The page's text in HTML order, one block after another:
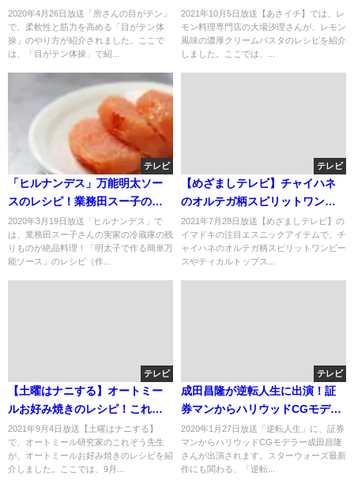
を高める！
2020年4月26日放送「所さんの目がテン」
で、柔軟性と筋力を高める「目がテン体
操」のやり方が紹介されました。ここで
は、「目がテン体操」で紹...
汐理さんが伝授！10月5日
2021年10月5日放送【あさイチ】では、レ
モン料理専門店の大場汐理さんが、レモン
風味の濃厚クリームパスタのレシピを紹介
しました。ここでは、...
テレビ
「ヒルナンデス」万能明太ソー
スのレシピ！業務田スー子の実
家！
2020年3月19日放送「ヒルナンデス」で
は、業務田スー子さんの実家の冷蔵庫の残
りものが絶品料理！「明太子で作る簡単万
能ソース」のレシピ（作...
テレビ
【めざましテレビ】チャイハネ
のオルテガ柄スピリットワンピ
ースやティカルトップスのお取
り寄せ？7月28日
2021年7月28日放送【めざましテレビ】の
イマドキの注目エスニックアイテムで、チ
ャイハネのオルテガ柄スピリットワンピー
スやティカルトップス...
テレビ
【土曜はナニする】オートミー
ルお好み焼きのレシピ！これぞ
う先生が伝授！9月4日
2021年9月4日放送【土曜はナニする】
で、オートミール研究家のこれぞう先生
が、オートミールお好み焼きのレシピを紹
介しました。ここでは、9月...
テレビ
成田昌隆が逆転人生に出演！証
券マンからハリウッドCGモデラ
ーへ！
2020年1月27日放送「逆転人生」に、証券
マンからハリウッドCGモデラー成田昌隆
さんが出演されます。スターウォーズ最新
作にも関わる、「逆転...